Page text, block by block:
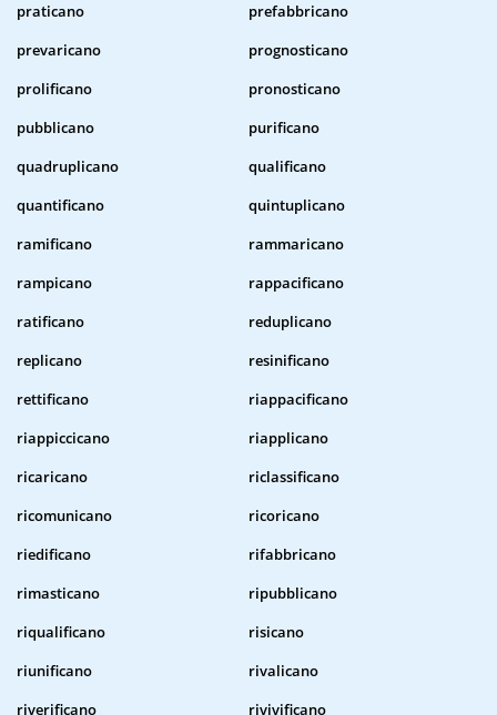
praticano
prefabbricano
prevaricano
prognosticano
prolificano
pronosticano
pubblicano
purificano
quadruplicano
qualificano
quantificano
quintuplicano
ramificano
rammaricano
rampicano
rappacificano
ratificano
reduplicano
replicano
resinificano
rettificano
riappacificano
riappiccicano
riapplicano
ricaricano
riclassificano
ricomunicano
ricoricano
riedificano
rifabbricano
rimasticano
ripubblicano
riqualificano
risicano
riunificano
rivalicano
riverificano
rivivificano